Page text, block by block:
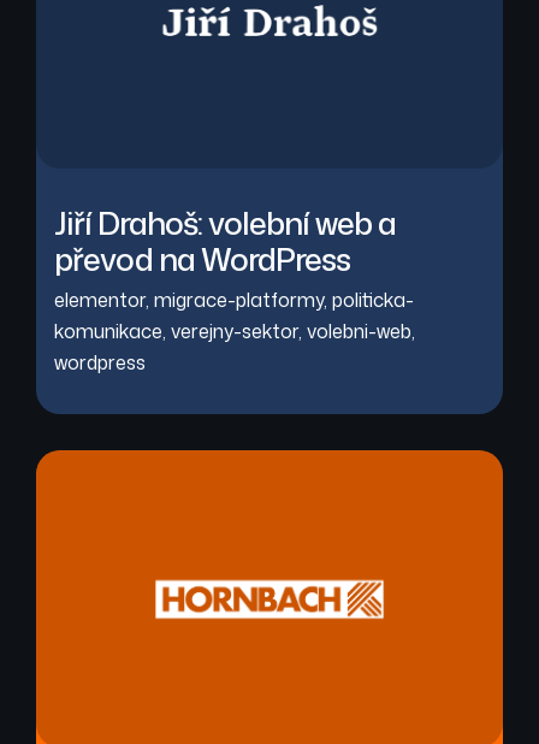
Jiří Drahoš: volební web a
převod na WordPress
elementor, migrace-platformy, politicka-
komunikace, verejny-sektor, volebni-web,
wordpress